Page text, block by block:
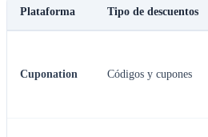
Plataforma Tipo de descuentos
Cuponation Códigos y cupones